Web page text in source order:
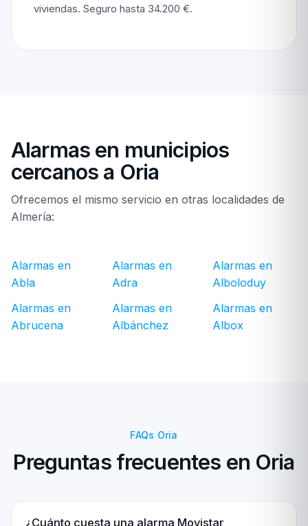
viviendas. Seguro hasta 34.200 €.
Alarmas en municipios
cercanos a Oria
Ofrecemos el mismo servicio en otras localidades de
Almería:
Alarmas en
Abla
Alarmas en
Abrucena
Alarmas en
Adra
Alarmas en
Albánchez
Alarmas en
Alboloduy
Alarmas en
Albox
FAQs Oria
Preguntas frecuentes en Oria
¿Cuánto cuesta una alarma Movistar